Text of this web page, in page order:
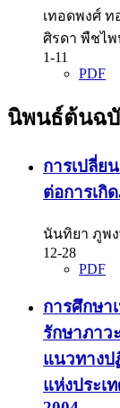
เทอดพงศ์
ศิรดา พืชไพ
1-11
PDF
นิพนธ์ต้นฉ
การเปลี่ย
ต่อการเกิ
นันทิยา ภูพ
12-28
PDF
การศึกษา
รักษาภาว
แนวทาง
แห่งประเ